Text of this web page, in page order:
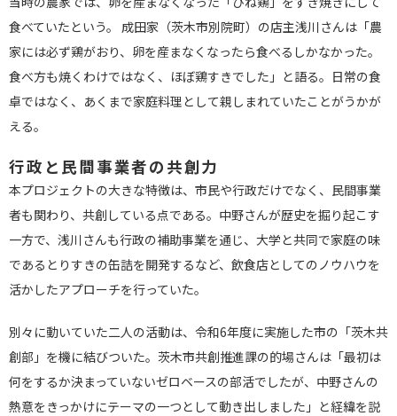
食べていたという。 成田家（茨木市別院町）の店主浅川さんは「農
家には必ず鶏がおり、卵を産まなくなったら食べるしかなかった。
食べ方も焼くわけではなく、ほぼ鶏すきでした」と語る。日常の食
卓ではなく、あくまで家庭料理として親しまれていたことがうかが
える。
行政と民間事業者の共創力
本プロジェクトの大きな特徴は、市民や行政だけでなく、民間事業
者も関わり、共創している点である。中野さんが歴史を掘り起こす
一方で、浅川さんも行政の補助事業を通じ、大学と共同で家庭の味
であるとりすきの缶詰を開発するなど、飲食店としてのノウハウを
活かしたアプローチを行っていた。
別々に動いていた二人の活動は、令和6年度に実施した市の「茨木共
創部」を機に結びついた。茨木市共創推進課の的場さんは「最初は
何をするか決まっていないゼロベースの部活でしたが、中野さんの
熱意をきっかけにテーマの一つとして動き出しました」と経緯を説